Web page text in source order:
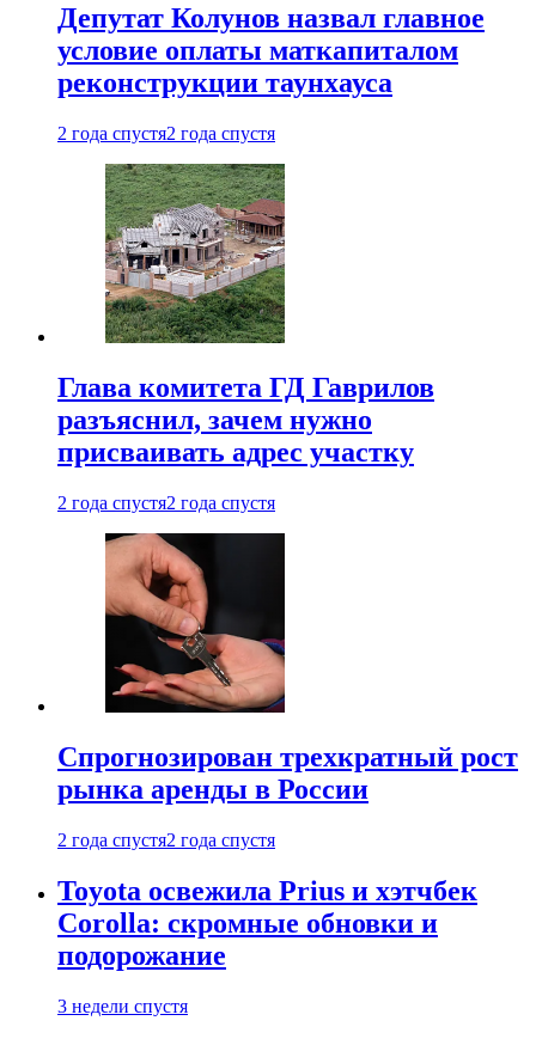
Депутат Колунов назвал главное
условие оплаты маткапиталом
реконструкции таунхауса
2 года спустя2 года спустя
Глава комитета ГД Гаврилов
разъяснил, зачем нужно
присваивать адрес участку
2 года спустя2 года спустя
Спрогнозирован трехкратный рост
рынка аренды в России
2 года спустя2 года спустя
Toyota освежила Prius и хэтчбек
Corolla: скромные обновки и
подорожание
3 недели спустя